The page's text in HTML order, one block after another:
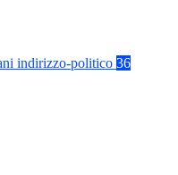
indirizzo-politico 36